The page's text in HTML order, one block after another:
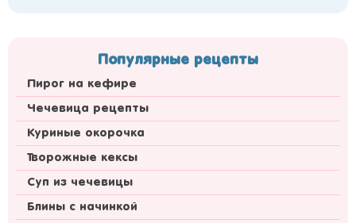
Популярные рецепты
Пирог на кефире
Чечевица рецепты
Куриные окорочка
Творожные кексы
Суп из чечевицы
Блины с начинкой